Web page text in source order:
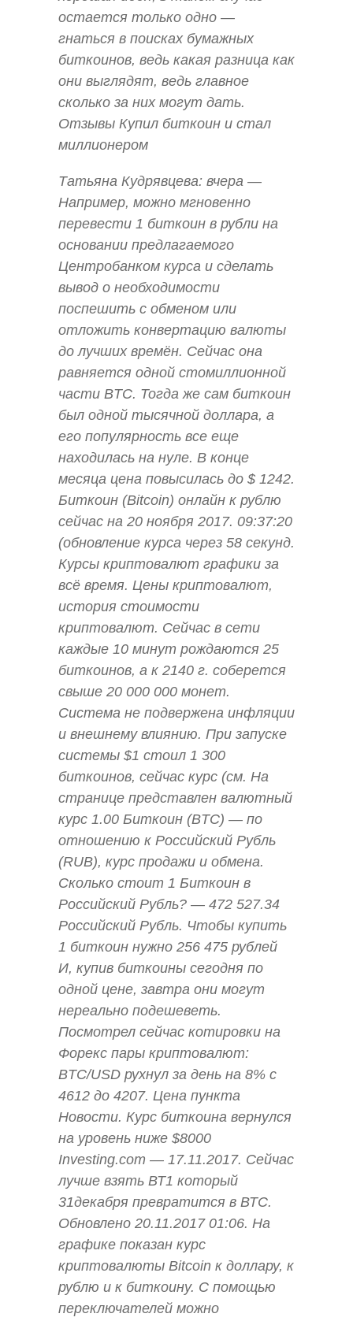
остается только одно —
гнаться в поисках бумажных
биткоинов, ведь какая разница как
они выглядят, ведь главное
сколько за них могут дать.
Отзывы Купил биткоин и стал
миллионером
Татьяна Кудрявцева: вчера —
Например, можно мгновенно
перевести 1 биткоин в рубли на
основании предлагаемого
Центробанком курса и сделать
вывод о необходимости
поспешить с обменом или
отложить конвертацию валюты
до лучших времён. Сейчас она
равняется одной стомиллионной
части BTC. Тогда же сам биткоин
был одной тысячной доллара, а
его популярность все еще
находилась на нуле. В конце
месяца цена повысилась до $ 1242.
Биткоин (Bitcoin) онлайн к рублю
сейчас на 20 ноября 2017. 09:37:20
(обновление курса через 58 секунд.
Курсы криптовалют графики за
всё время. Цены криптовалют,
история стоимости
криптовалют. Сейчас в сети
каждые 10 минут рождаются 25
биткоинов, а к 2140 г. соберется
свыше 20 000 000 монет.
Система не подвержена инфляции
и внешнему влиянию. При запуске
системы $1 стоил 1 300
биткоинов, сейчас курс (см. На
странице представлен валютный
курс 1.00 Биткоин (BTC) — по
отношению к Российский Рубль
(RUB), курс продажи и обмена.
Сколько стоит 1 Биткоин в
Российский Рубль? — 472 527.34
Российский Рубль. Чтобы купить
1 биткоин нужно 256 475 рублей
И, купив биткоины сегодня по
одной цене, завтра они могут
нереально подешеветь.
Посмотрел сейчас котировки на
Форекс пары криптовалют:
BTC/USD рухнул за день на 8% с
4612 до 4207. Цена пункта
Новости. Курс биткоина вернулся
на уровень ниже $8000
Investing.com — 17.11.2017. Сейчас
лучше взять ВТ1 который
31декабря превратится в ВТС.
Обновлено 20.11.2017 01:06. На
графике показан курс
криптовалюты Bitcoin к доллару, к
рублю и к биткоину. С помощью
переключателей можно